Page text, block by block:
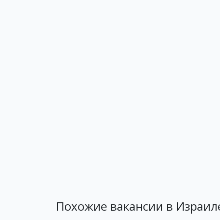
Похожие вакансии в